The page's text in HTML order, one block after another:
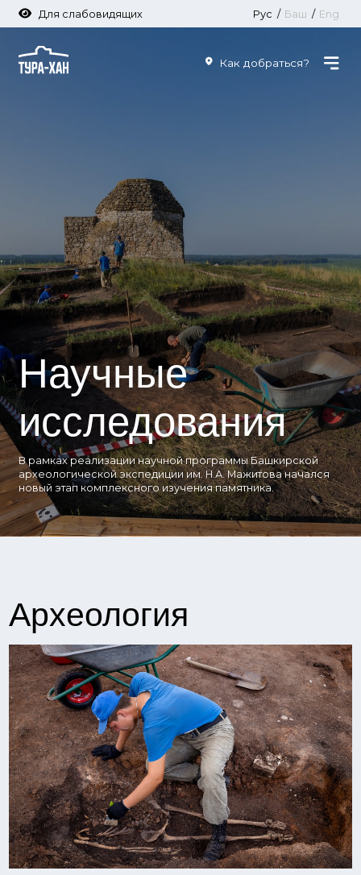
В рамках реализации научной программы Башкирской
археологической экспедиции им. Н.А. Мажитова начался
новый этап комплексного изучения памятника.
Научные
исследования
/ Eng
Баш
Для слабовидящих
Как добраться?
Археология
В настоящее время продолжены археологические
раскопки на примыкающих к мавзолею участках. Всего
изучено 24 погребения, среди которых выделяется серия
захоронений совершенных по раннемусульманскому
обряду.
Судя по данным антропологии, это смешанный
европеоидно-монголоидный компонент с
преобладанием европеоидной составляющей.